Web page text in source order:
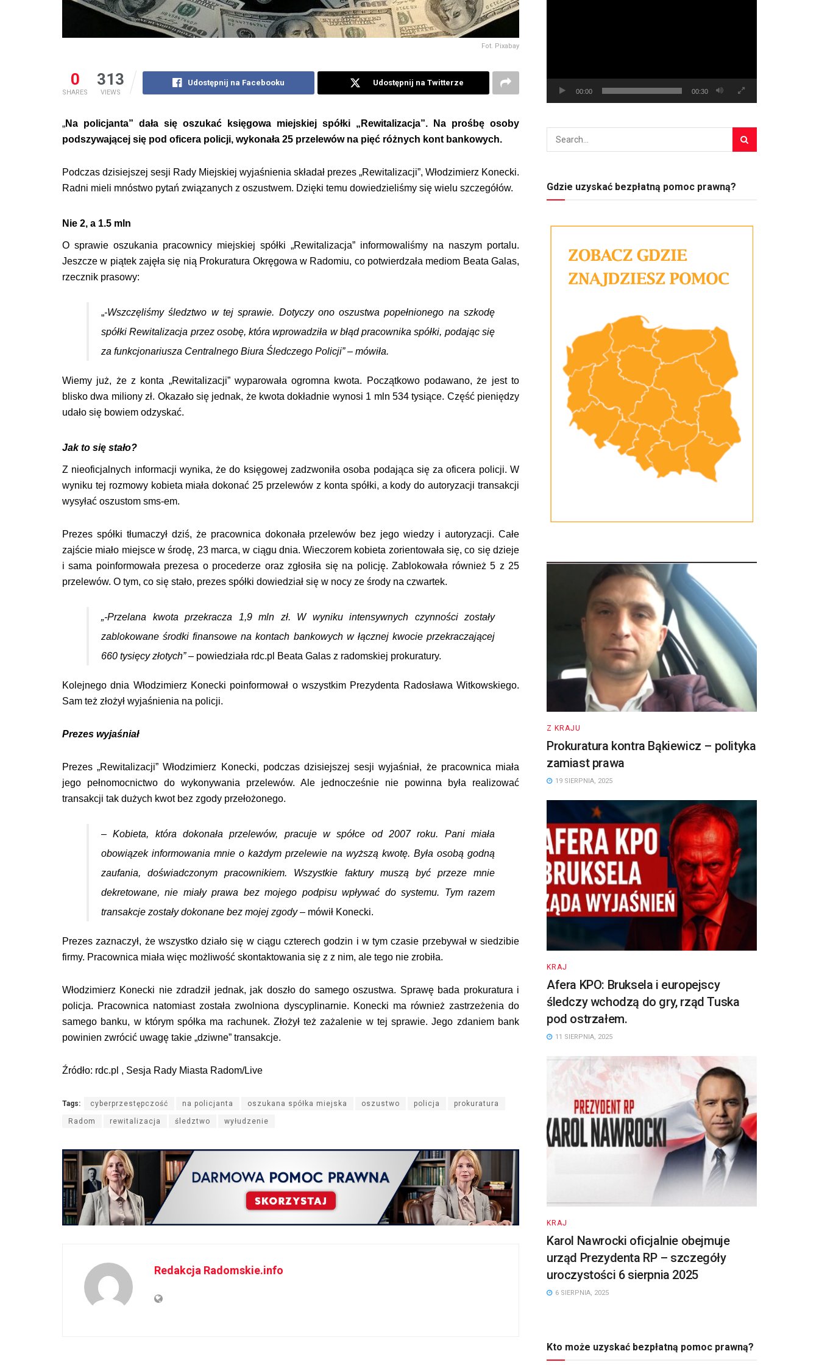
Fot. Pixabay
0
SHARES
313
VIEWS
Udostępnij na Facebooku Udostępnij na Twitterze
„Na policjanta” dała się oszukać księgowa miejskiej spółki „Rewitalizacja”. Na prośbę osoby
podszywającej się pod oficera policji, wykonała 25 przelewów na pięć różnych kont bankowych.
Podczas dzisiejszej sesji Rady Miejskiej wyjaśnienia składał prezes „Rewitalizacji”, Włodzimierz Konecki.
Radni mieli mnóstwo pytań związanych z oszustwem. Dzięki temu dowiedzieliśmy się wielu szczegółów.
Nie 2, a 1.5 mln
O sprawie oszukania pracownicy miejskiej spółki „Rewitalizacja” informowaliśmy na naszym portalu.
Jeszcze w piątek zajęła się nią Prokuratura Okręgowa w Radomiu, co potwierdzała mediom Beata Galas,
rzecznik prasowy:
„-Wszczęliśmy śledztwo w tej sprawie. Dotyczy onooszustwa popełnionego na szkodę
spółki Rewitalizacja przez osobę, która wprowadziła w błąd pracownika spółki, podając się
za funkcjonariusza Centralnego Biura Śledczego Policji”– mówiła.
Wiemy już, że z konta „Rewitalizacji” wyparowała ogromna kwota. Początkowo podawano, że jest to
blisko dwa miliony zł. Okazało się jednak, że kwota dokładnie wynosi 1 mln 534 tysiące. Część pieniędzy
udało się bowiem odzyskać.
Jak to się stało?
Z nieoficjalnych informacji wynika, że do księgowej zadzwoniła osoba podająca się za oficera policji. W
wyniku tej rozmowy kobieta miała dokonać 25 przelewów z konta spółki, a kody do autoryzacji transakcji
wysyłać oszustom sms-em.
Prezes spółki tłumaczył dziś, że pracownica dokonała przelewów bez jego wiedzy i autoryzacji. Całe
zajście miało miejsce w środę, 23 marca, w ciągu dnia. Wieczorem kobieta zorientowała się, co się dzieje
i sama poinformowała prezesa o procederze oraz zgłosiła się na policję. Zablokowała również 5 z 25
przelewów. O tym, co się stało, prezes spółki dowiedział się w nocy ze środy na czwartek.
„-Przelana kwota przekracza 1,9 mln zł. W wyniku intensywnych czynności zostały
zablokowane środki finansowe na kontach bankowych w łącznej kwocie przekraczającej
660 tysięcy złotych”– powiedziała rdc.pl Beata Galas z radomskiej prokuratury.
Kolejnego dnia Włodzimierz Konecki poinformował o wszystkim Prezydenta Radosława Witkowskiego.
Sam też złożył wyjaśnienia na policji.
Prezes wyjaśniał
Prezes „Rewitalizacji” Włodzimierz Konecki, podczas dzisiejszej sesji wyjaśniał, że pracownica miała
jego pełnomocnictwo do wykonywania przelewów. Ale jednocześnie nie powinna była realizować
transakcji tak dużych kwot bez zgody przełożonego.
– Kobieta, która dokonała przelewów, pracuje w spółce od 2007 roku. Pani miała
obowiązek informowania mnie o każdym przelewie na wyższą kwotę. Była osobą godną
zaufania, doświadczonym pracownikiem. Wszystkie faktury muszą być przeze mnie
dekretowane, nie miały prawa bez mojego podpisu wpływać do systemu. Tym razem
transakcje zostały dokonane bez mojej zgody – mówił Konecki.
Prezes zaznaczył, że wszystko działo się w ciągu czterech godzin i w tym czasie przebywał w siedzibie
firmy. Pracownica miała więc możliwość skontaktowania się z z nim, ale tego nie zrobiła.
Włodzimierz Konecki nie zdradził jednak, jak doszło do samego oszustwa. Sprawę bada prokuratura i
policja. Pracownica natomiast została zwolniona dyscyplinarnie. Konecki ma również zastrzeżenia do
samego banku, w którym spółka ma rachunek. Złożył też zażalenie w tej sprawie. Jego zdaniem bank
powinien zwrócić uwagę takie „dziwne” transakcje.
Źródło: rdc.pl , Sesja Rady Miasta Radom/Live
Tags: cyberprzestępczość na policjanta oszukana spółka miejska oszustwo policja prokuratura
Radom rewitalizacja śledztwo wyłudzenie
Redakcja Radomskie.info
00:00 00:30
Gdzie uzyskać bezpłatną pomoc prawną?
Z KRAJU
Prokuratura kontra Bąkiewicz – polityka
zamiast prawa
19 SIERPNIA, 2025
KRAJ
Afera KPO: Bruksela i europejscy
śledczy wchodzą do gry, rząd Tuska
pod ostrzałem.
11 SIERPNIA, 2025
KRAJ
Karol Nawrocki oficjalnie obejmuje
urząd Prezydenta RP – szczegóły
uroczystości 6 sierpnia 2025
6 SIERPNIA, 2025
Kto może uzyskać bezpłatną pomoc prawną?